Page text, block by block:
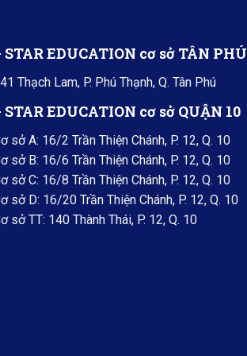
STAR EDUCATION cơ sở TÂN PHÚ
Thạch Lam, P. Phú Thạnh, Q. Tân Phú
STAR EDUCATION cơ sở QUẬN 10
sở A: 16/2 Trần Thiện Chánh, P. 12, Q. 10
sở B: 16/6 Trần Thiện Chánh, P. 12, Q. 10
sở C: 16/8 Trần Thiện Chánh, P. 12, Q. 10
sở D: 16/20 Trần Thiện Chánh, P. 12, Q. 10
sở TT: 140 Thành Thái, P. 12, Q. 10